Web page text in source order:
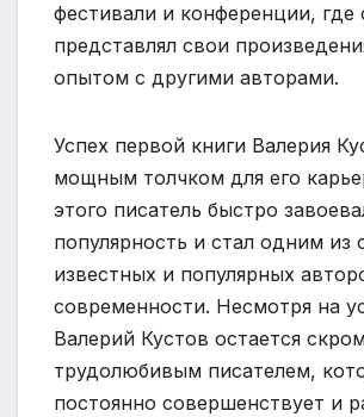
фестивали и конференции, где
представлял свои
опытом с другими авторами.
Успех первой книги Валерия
мощным толчком для его
этого писатель быстро
популярность и стал одним из
известных и популярных
современности. Несмотря на
Валерий Кустов остается
трудолюбивым писателем,
постоянно совершенствует и